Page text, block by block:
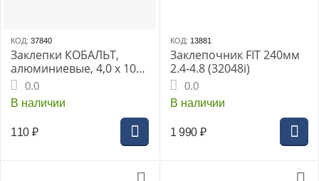
КОД: 37840
Заклепки КОБАЛЬТ,
алюминиевые, 4,0 х 10
мм, синие RAL 5005 (50
шт.) пакет
0.0
В наличии
110 ₽
КОД: 13881
Заклепочник FIT 240мм
2.4-4.8 (32048i)
0.0
В наличии
1 990 ₽